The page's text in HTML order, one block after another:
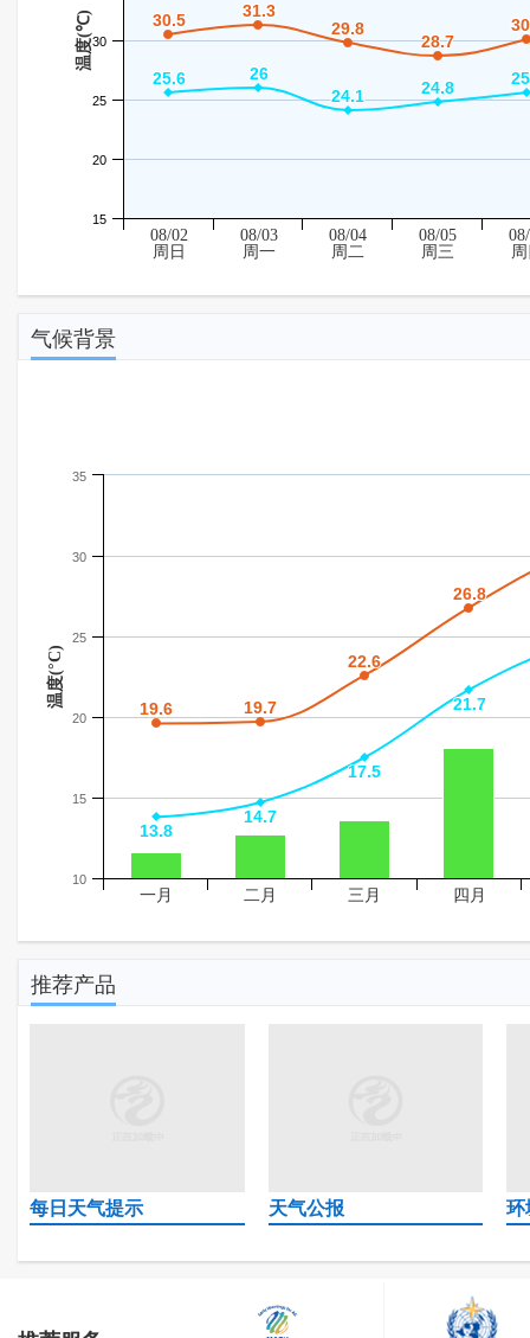
温度(℃) 30.5
30.5 31.3
31.3
29.8
29.8
28.7
28.7
25.6
25.6 26
26
24.1
24.1 24.8
24.8
15
20
25
30
08/02
周日
08/03
周一
08/04
周二
08/05
周三
气候背景
温度(°C) 19.6
19.6 19.7
19.7
22.6
22.6
26.8
26.8
13.8
13.8
14.7
14.7
17.5
17.5
21.7
21.7
一月 二月 三月 四月
10
15
20
25
30
35
推荐产品
每日天气提示 天气公报